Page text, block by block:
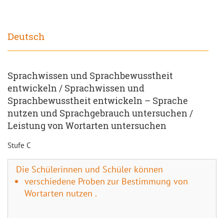
Deutsch
Sprachwissen und Sprachbewusstheit
entwickeln / Sprachwissen und
Sprachbewusstheit entwickeln – Sprache
nutzen und Sprachgebrauch untersuchen /
Leistung von Wortarten untersuchen
Stufe C
Die Schülerinnen und Schüler können
verschiedene Proben zur Bestimmung von
Wortarten nutzen .